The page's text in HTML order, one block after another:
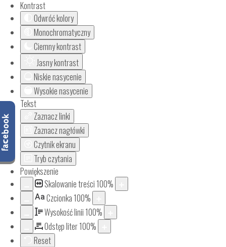
Kontrast
Odwróć kolory
Monochromatyczny
Ciemny kontrast
Jasny kontrast
Niskie nasycenie
Wysokie nasycenie
Tekst
Zaznacz linki
Zaznacz nagłówki
Czytnik ekranu
Tryb czytania
Powiększenie
Skalowanie treści 100%
Aa Czcionka 100%
Wysokość linii 100%
Odstęp liter100%
Reset